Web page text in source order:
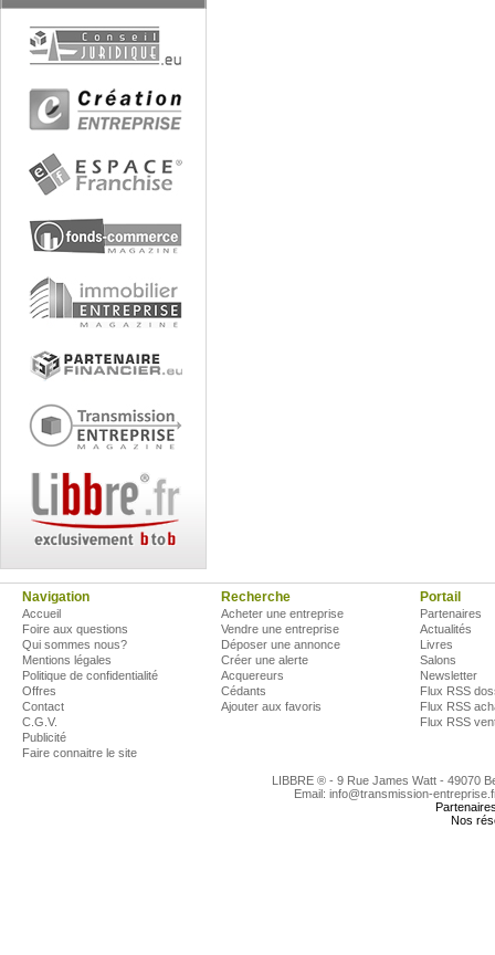
Navigation
Accueil
Foire aux questions
Qui sommes nous?
Mentions légales
Politique de confidentialité
Offres
Contact
C.G.V.
Publicité
Faire connaitre le site
Recherche
Acheter une entreprise
Vendre une entreprise
Déposer une annonce
Créer une alerte
Acquereurs
Cédants
Ajouter aux favoris
Portail
Partenaires
Actualités
Livres
Salons
Newsletter
Flux RSS
Flux RSS
Flux RSS
LIBBRE ® - 9 Rue James Watt - 49070
Email: info@transmission-
Nos